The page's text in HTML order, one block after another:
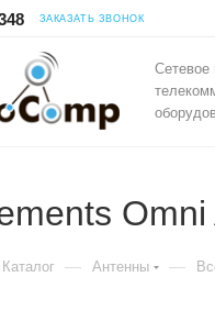
ЗАКАЗАТЬ ЗВОНОК
Сетевое
Каталог — Антенны —